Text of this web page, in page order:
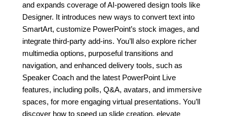
and expands coverage of AI-powered design tools like
Designer. It introduces new ways to convert text into
SmartArt, customize PowerPoint’s stock images, and
integrate third-party add-ins. You’ll also explore richer
multimedia options, purposeful transitions and
navigation, and enhanced delivery tools, such as
Speaker Coach and the latest PowerPoint Live
features, including polls, Q&A, avatars, and immersive
spaces, for more engaging virtual presentations. You’ll
discover how to speed up slide creation, elevate